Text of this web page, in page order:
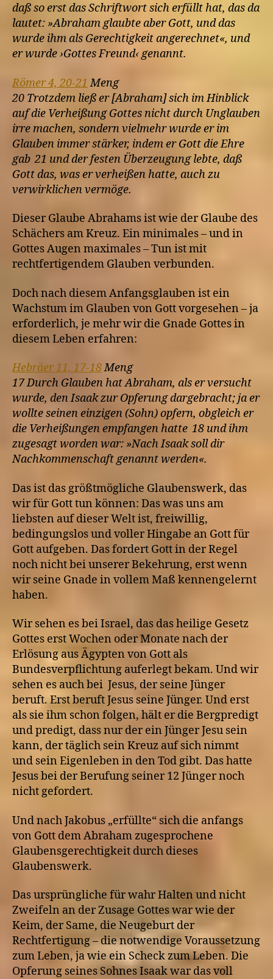
daß so erst das Schriftwort sich erfüllt hat, das da
lautet: »Abraham glaubte aber Gott, und das
wurde ihm als Gerechtigkeit angerechnet«, und
er wurde ›Gottes Freund‹ genannt.
Römer 4, 20-21 Meng
20 Trotzdem ließ er [Abraham] sich im Hinblick
auf die Verheißung Gottes nicht durch Unglauben
irre machen, sondern vielmehr wurde er im
Glauben immer stärker, indem er Gott die Ehre
gab 21 und der festen Überzeugung lebte, daß
Gott das, was er verheißen hatte, auch zu
verwirklichen vermöge.
Dieser Glaube Abrahams ist wie der Glaube des
Schächers am Kreuz. Ein minimales – und in
Gottes Augen maximales – Tun ist mit
rechtfertigendem Glauben verbunden.
Doch nach diesem Anfangsglauben ist ein
Wachstum im Glauben von Gott vorgesehen – ja
erforderlich, je mehr wir die Gnade Gottes in
diesem Leben erfahren:
Hebräer 11, 17-18Meng
17 Durch Glauben hat Abraham, als er versucht
wurde, den Isaak zur Opferung dargebracht; ja er
wollte seinen einzigen (Sohn) opfern, obgleich er
die Verheißungen empfangen hatte 18 und ihm
zugesagt worden war: »Nach Isaak soll dir
Nachkommenschaft genannt werden«.
Das ist das größtmögliche Glaubenswerk, das
wir für Gott tun können: Das was uns am
liebsten auf dieser Welt ist, freiwillig,
bedingungslos und voller Hingabe an Gott für
Gott aufgeben. Das fordert Gott in der Regel
noch nicht bei unserer Bekehrung, erst wenn
wir seine Gnade in vollem Maß kennengelernt
haben.
Wir sehen es bei Israel, das das heilige Gesetz
Gottes erst Wochen oder Monate nach der
Erlösung aus Ägypten von Gott als
Bundesverpflichtung auferlegt bekam. Und wir
sehen es auch bei Jesus, der seine Jünger
beruft. Erst beruft Jesus seine Jünger. Und erst
als sie ihm schon folgen, hält er die Bergpredigt
und predigt, dass nur der ein Jünger Jesu sein
kann, der täglich sein Kreuz auf sich nimmt
und sein Eigenleben in den Tod gibt. Das hatte
Jesus bei der Berufung seiner 12 Jünger noch
nicht gefordert.
Und nach Jakobus „erfüllte“ sich die anfangs
von Gott dem Abraham zugesprochene
Glaubensgerechtigkeit durch dieses
Glaubenswerk.
Das ursprüngliche für wahr Halten und nicht
Zweifeln an der Zusage Gottes war wie der
Keim, der Same, die Neugeburt der
Rechtfertigung – die notwendige Voraussetzung
zum Leben, ja wie ein Scheck zum Leben. Die
Opferung seines Sohnes Isaak war das voll